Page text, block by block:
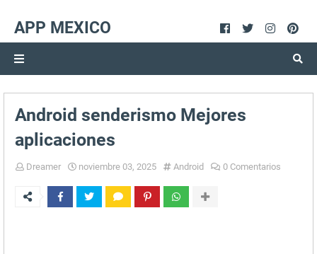
APP MEXICO
Android senderismo Mejores
aplicaciones
Dreamer noviembre 03, 2025 Android 0 Comentarios